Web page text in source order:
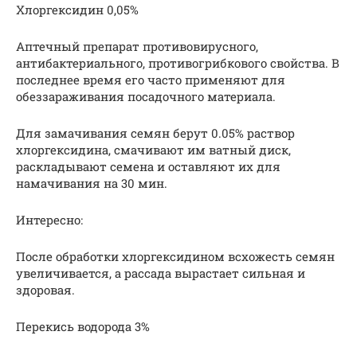
Хлоргексидин 0,05%
Аптечный препарат противовирусного,
антибактериального, противогрибкового свойства. В
последнее время его часто применяют для
обеззараживания посадочного материала.
Для замачивания семян берут 0.05% раствор
хлоргексидина, смачивают им ватный диск,
раскладывают семена и оставляют их для
намачивания на 30 мин.
Интересно:
После обработки хлоргексидином всхожесть семян
увеличивается, а рассада вырастает сильная и
здоровая.
Перекись водорода 3%